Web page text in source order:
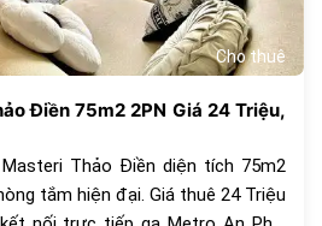
Cho thuê
Điền 75m2 2PN Giá 24 Triệu,
Thảo Điền diện tích 75m2
tắm hiện đại. Giá thuê 24 Triệu